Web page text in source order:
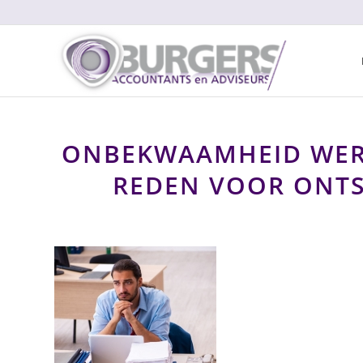
ONBEKWAAMHEID
REDEN VOOR